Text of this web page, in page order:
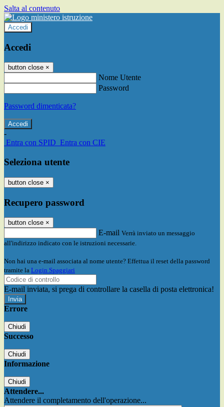
Salta al contenuto
Accedi
Accedi
button close ×
Nome Utente
Password
Password dimenticata?
-
Entra con SPID Entra con CIE
Seleziona utente
button close ×
Recupero password
button close ×
E-mail Verrà inviato un messaggio
all'indirizzo indicato con le istruzioni necessarie.
Non hai una e-mail associata al nome utente? Effettua il reset della password
tramite la Login Spaggiari
E-mail inviata, si prega di controllare la casella di posta elettronica!
Errore
Chiudi
Successo
Chiudi
Informazione
Chiudi
Attendere...
Attendere il completamento dell'operazione...